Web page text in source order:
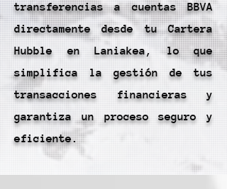
transferencias a cuentas BBVA
directamente desde tu Cartera
Hubble en Laniakea, lo que
simplifica la gestión de tus
transacciones financieras y
garantiza un proceso seguro y
eficiente.